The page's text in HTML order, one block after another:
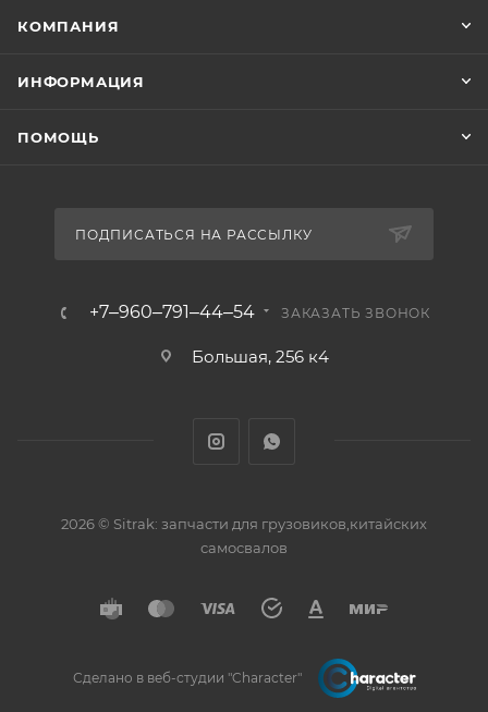
КОМПАНИЯ
ИНФОРМАЦИЯ
ПОМОЩЬ
ПОДПИСАТЬСЯ НА РАССЫЛКУ
+7‒960‒791‒44‒54 ЗАКАЗАТЬ ЗВОНОК
Большая, 256 к4
2026 © Sitrak: запчасти для грузовиков,китайских
самосвалов
Сделано в веб-студии "Character"